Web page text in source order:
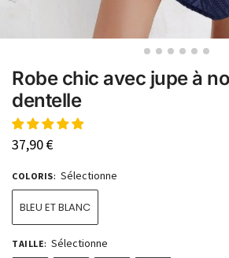
Robe chic avec jupe à
dentelle
37,90€
COLORIS: Sélectionne
BLEU ET BLANC
TAILLE: Sélectionne